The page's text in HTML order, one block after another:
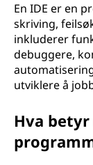
En IDE er en
skriving,
inkluderer
debuggere,
utviklere å
Hva